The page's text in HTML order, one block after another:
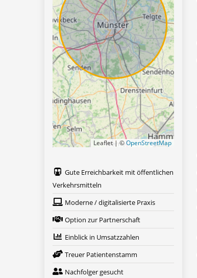
Leaflet | ©OpenStreetMap
Gute Erreichbarkeit mit öffentlichen
Verkehrsmitteln
Moderne / digitalisierte Praxis
Option zur Partnerschaft
Einblick in Umsatzzahlen
Treuer Patientenstamm
Nachfolger gesucht